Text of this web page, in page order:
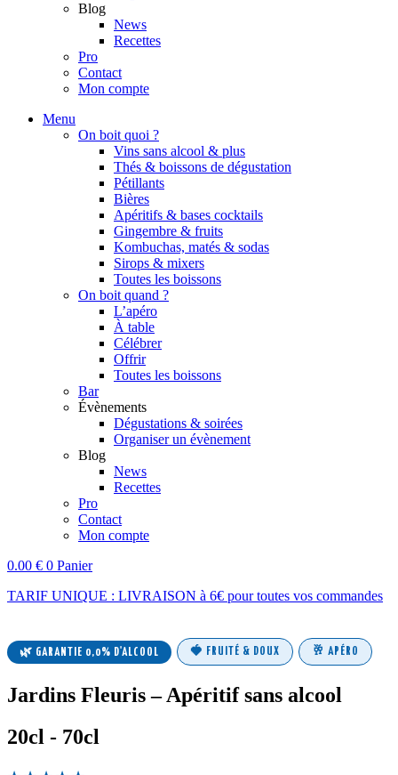
Blog
News
Recettes
Pro
Contact
Mon compte
Menu
On boit quoi ?
Vins sans alcool & plus
Thés & boissons de dégustation
Pétillants
Bières
Apéritifs & bases cocktails
Gingembre & fruits
Kombuchas, matés & sodas
Sirops & mixers
Toutes les boissons
On boit quand ?
L’apéro
À table
Célébrer
Offrir
Toutes les boissons
Bar
Évènements
Dégustations & soirées
Organiser un évènement
Blog
News
Recettes
Pro
Contact
Mon compte
0.00 € 0 Panier
TARIF UNIQUE : LIVRAISON à 6€ pour toutes vos commandes
🌿 GARANTIE 0,0% D'ALCOOL 🍓 FRUITÉ & DOUX 🥂 APÉRO
Jardins Fleuris – Apéritif sans alcool
20cl - 70cl